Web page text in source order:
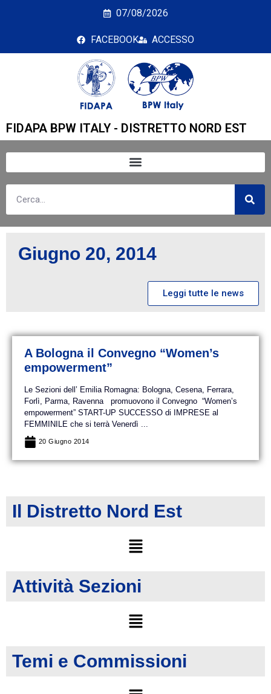
Giorno: <span>20
07/08/2026
FACEBOOK ACCESSO
FIDAPA BPW ITALY - DISTRETTO NORD EST
Giugno 20, 2014
Leggi tutte le news
A Bologna il Convegno “Women’s
empowerment”
Le Sezioni dell’ Emilia Romagna: Bologna, Cesena, Ferrara,
Forlì, Parma, Ravenna promuovono il Convegno “Women’s
empowerment” START-UP SUCCESSO di IMPRESE al
FEMMINILE che si terrà Venerdì ...
20 Giugno 2014
Il Distretto Nord Est
Attività Sezioni
Temi e Commissioni